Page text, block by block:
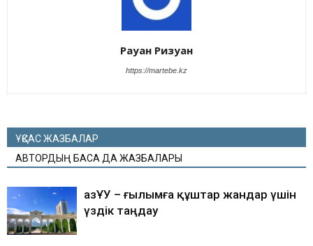
Рауан Ризуан
https://martebe.kz
ҰҚСАС ЖАЗБАЛАР
АВТОРДЫҢ БАСҚА ДА ЖАЗБАЛАРЫ
ҚазҰУ – ғылымға құштар жандар үшін
үздік таңдау